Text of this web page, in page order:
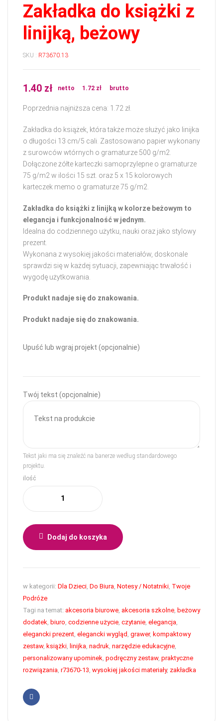
Zakładka do książki z
linijką, beżowy
SKU : R73670.13
1.40 zł netto 1.72 zł brutto
Poprzednia najniższa cena: 1.72 zł
Zakładka do książek, która także może służyć jako linijka
o długości 13 cm/5 cali. Zastosowano papier wykonany
z surowców wtórnych o gramaturze 500 g/m2.
Dołączone żółte karteczki samoprzylepne o gramaturze
75 g/m2 w ilości 15 szt. oraz 5 x 15 kolorowych
karteczek memo o gramaturze 75 g/m2.
Zakładka do książki z linijką w kolorze beżowym to
elegancja i funkcjonalność w jednym.
Idealna do codziennego użytku, nauki oraz jako stylowy
prezent.
Wykonana z wysokiej jakości materiałów, doskonale
sprawdzi się w każdej sytuacji, zapewniając trwałość i
wygodę użytkowania.
Produkt nadaje się do znakowania.
Produkt nadaje się do znakowania.
Upuść lub wgraj projekt (opcjonalnie)
Twój tekst (opcjonalnie)
Tekst jaki ma się znaleźć na banerze według standardowego
projektu.
ilość
Dodaj do koszyka
w kategorii: Dla Dzieci Do Biura Notesy / Notatniki Twoje
Podróże
Tagi na temat: akcesoria biurowe akcesoria szkolne beżowy
dodatek biuro codzienne użycie czytanie elegancja
elegancki prezent elegancki wygląd grawer, kompaktowy
zestaw, książki linijka nadruk narzędzie edukacyjne
personalizowany upominek podręczny zestaw, praktyczne
rozwiązania r73670-13 wysokiej jakości materiały, zakładka
Facebook